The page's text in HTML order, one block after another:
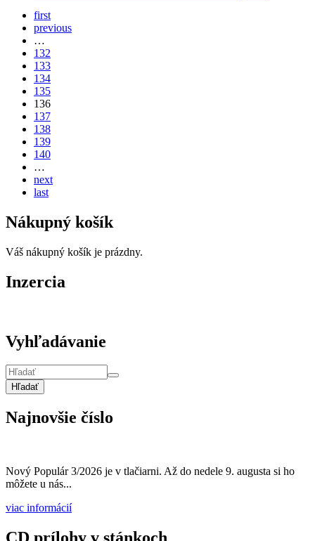
first
previous
…
132
133
134
135
136
137
138
139
140
…
next
last
Nákupný košík
Váš nákupný košík je prázdny.
Inzercia
Vyhľadávanie
Hľadať
Najnovšie číslo
Nový Populár 3/2026 je v tlačiarni. Až do nedele 9. augusta si ho
môžete u nás...
viac informácií